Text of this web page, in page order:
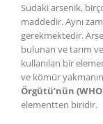
Sudaki arsenik,
maddedir. Aynı
gerekmektedir.
bulunan ve tarım
kullanılan bir
ve kömür
Örgütü’nün
elementten biridir.